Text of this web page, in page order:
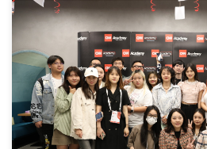
新闻及传播学系的环球 […]